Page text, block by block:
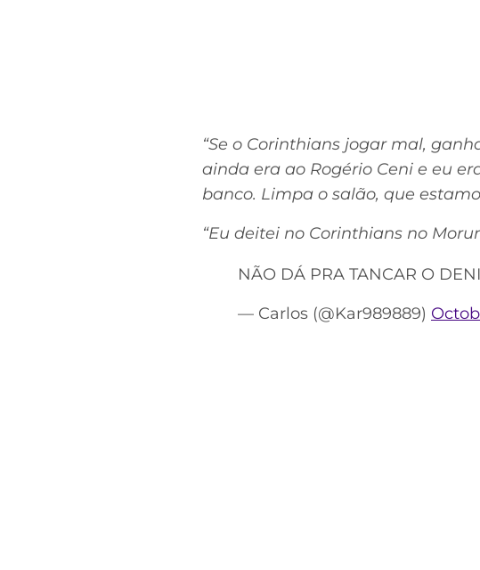
“Se o Corinthians jogar mal,
ainda era ao Rogério Ceni e eu
banco. Limpa o salão, que
“Eu deitei no Corinthians no
NÃO DÁ PRA TANCAR O
— Carlos (@Kar989889)